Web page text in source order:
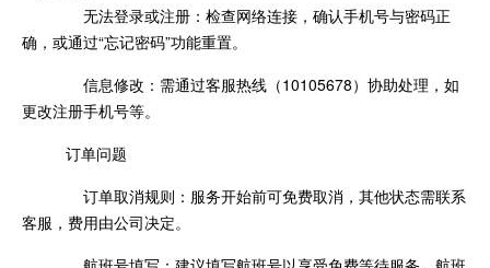
无法登录或注册：检查网络连接，确认手机号与密码正
确，或通过“忘记密码”功能重置。
信息修改：需通过客服热线（10105678）协助处理，如
更改注册手机号等。
订单问题
订单取消规则：服务开始前可免费取消，其他状态需联系
客服，费用由公司决定。